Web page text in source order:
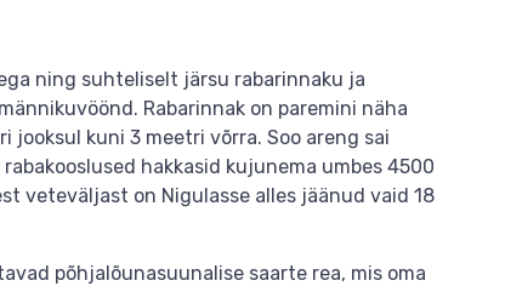
ning suhteliselt järsu rabarinnaku ja
Rabarinnak on paremini näha
jooksul kuni 3 meetri võrra. Soo areng sai
hakkasid kujunema umbes 4500
veteväljast on Nigulasse alles jäänud vaid 18
põhjalõunasuunalise saarte rea, mis oma